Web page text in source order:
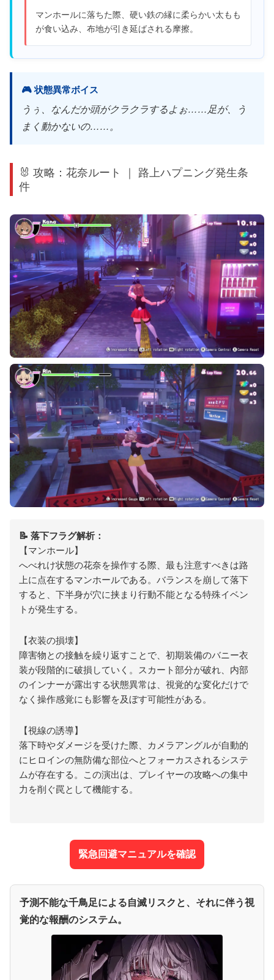
マンホールに落ちた際、硬い鉄の縁に柔らかい太もも
が食い込み、布地が引き延ばされる摩擦。
🎮 状態異常ボイス
うぅ、なんだか頭がクラクラするよぉ……足が、う
まく動かないの……。
🐰 攻略：花奈ルート ｜ 路上ハプニング発生条
件
📝 落下フラグ解析：
【マンホール】
へべれけ状態の花奈を操作する際、最も注意すべきは路
上に点在するマンホールである。バランスを崩して落下
すると、下半身が穴に挟まり行動不能となる特殊イベン
トが発生する。
【衣装の損壊】
障害物との接触を繰り返すことで、初期装備のバニー衣
装が段階的に破損していく。スカート部分が破れ、内部
のインナーが露出する状態異常は、視覚的な変化だけで
なく操作感覚にも影響を及ぼす可能性がある。
【視線の誘導】
落下時やダメージを受けた際、カメラアングルが自動的
にヒロインの無防備な部位へとフォーカスされるシステ
ムが存在する。この演出は、プレイヤーの攻略への集中
力を削ぐ罠として機能する。
緊急回避マニュアルを確認
予測不能な千鳥足による自滅リスクと、それに伴う視
覚的な報酬のシステム。